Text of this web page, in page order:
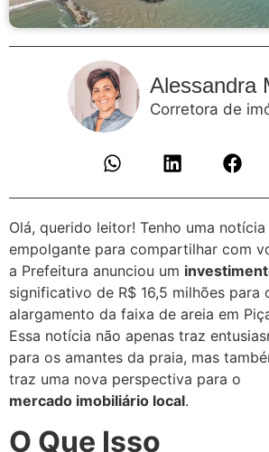
Alessandra
Corretora de
Olá, querido leitor! Tenho uma notícia
empolgante para compartilhar com
a Prefeitura anunciou um
significativo de R$ 16,5 milhões para
alargamento da faixa de areia em
Essa notícia não apenas traz
para os amantes da praia, mas
traz uma nova perspectiva para o
mercado imobiliário local.
O Que Isso